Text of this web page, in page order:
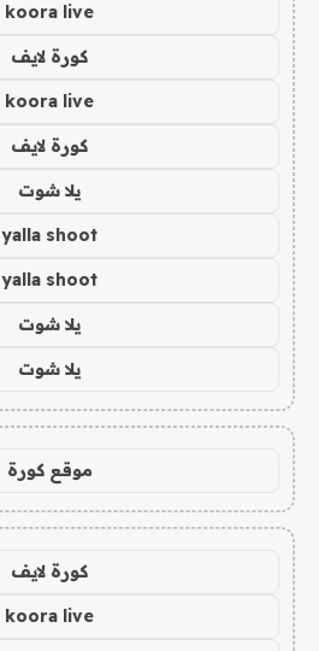
koora live
كورة لايف
koora live
كورة لايف
يلا شوت
yalla shoot
yalla shoot
يلا شوت
يلا شوت
موقع كورة
كورة لايف
koora live